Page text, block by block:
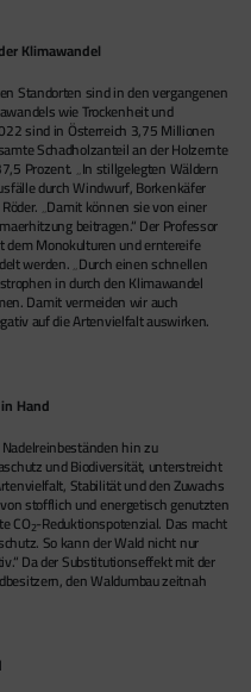
Klimawandel
Standorten sind in den vergangenen
wie Trockenheit und
sind in Österreich 3,75 Millionen
Schadholzanteil an der Holzernte
Prozent. „In stillgelegten Wäldern
durch Windwurf, Borkenkäfer
„Damit können sie von einer
beitragen.“ Der Professor
dem Monokulturen und erntereife
werden. „Durch einen schnellen
in durch den Klimawandel
Damit vermeiden wir auch
auf die Artenvielfalt auswirken.
Hand
hin zu
und Biodiversität, unterstreicht
Stabilität und den Zuwachs
stofflich und energetisch genutzten
CO2-Reduktionspotenzial. Das macht
So kann der Wald nicht nur
Da der Substitutionseffekt mit der
den Waldumbau zeitnah